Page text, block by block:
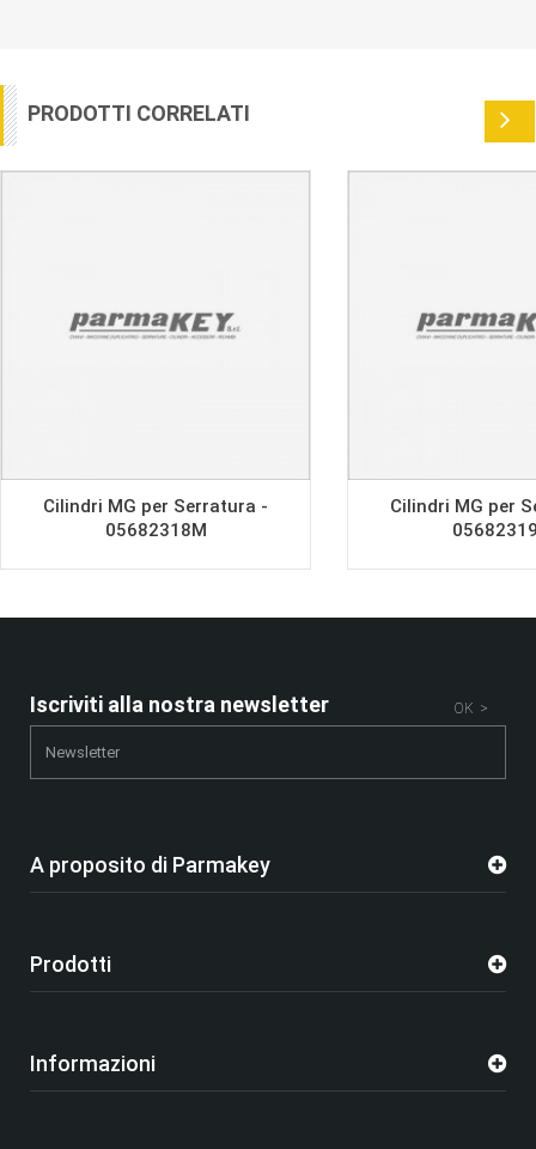
PRODOTTI CORRELATI
Cilindri MG per Serratura -
05682318M
Cilindri MG per
Iscriviti alla nostra newsletter OK >
A proposito di Parmakey
Prodotti
Informazioni